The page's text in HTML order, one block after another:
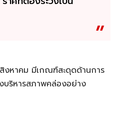
สิงหาคม มีเกณฑ์สะดุดด้านการ
บริหารสภาพคล่องอย่าง